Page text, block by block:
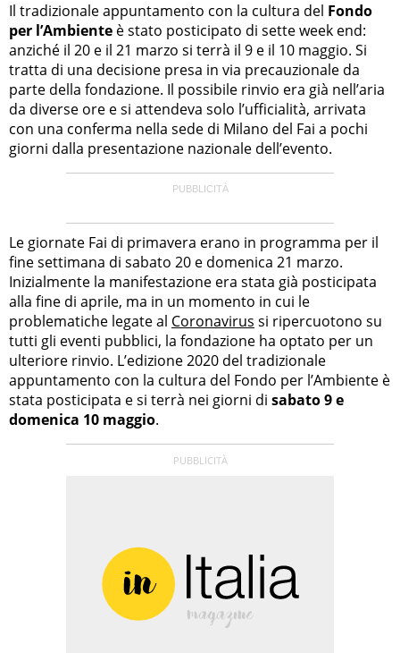
Il tradizionale appuntamento con la cultura del Fondo
per l’Ambiente è stato posticipato di sette week end:
anziché il 20 e il 21 marzo si terrà il 9 e il 10 maggio. Si
tratta di una decisione presa in via precauzionale da
parte della fondazione. Il possibile rinvio era già nell’aria
da diverse ore e si attendeva solo l’ufficialità, arrivata
con una conferma nella sede di Milano del Fai a pochi
giorni dalla presentazione nazionale dell’evento.
Le giornate Fai di primavera erano in programma per il
fine settimana di sabato 20 e domenica 21 marzo.
Inizialmente la manifestazione era stata già posticipata
alla fine di aprile, ma in un momento in cui le
problematiche legate al Coronavirus si ripercuotono su
tutti gli eventi pubblici, la fondazione ha optato per un
ulteriore rinvio. L’edizione 2020 del tradizionale
appuntamento con la cultura del Fondo per l’Ambiente è
stata posticipata e si terrà nei giorni di sabato 9 e
domenica 10 maggio.